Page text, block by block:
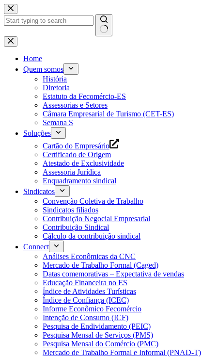
Pular
para
o
Home
Quem somos
História
Diretoria
Estatuto da Fecomércio-ES
Assessorias e Setores
Câmara Empresarial de Turismo (CET-ES)
Semana S
Soluções
Cartão do Empresário
Certificado de Origem
Atestado de Exclusividade
Assessoria Jurídica
Enquadramento sindical
Sindicatos
Convenção Coletiva de Trabalho
Sindicatos filiados
Contribuição Negocial Empresarial
Contribuição Sindical
Cálculo da contribuição sindical
Connect
Análises Econômicas da CNC
Mercado de Trabalho Formal (Caged)
Datas comemorativas – Expectativa de vendas
Educação Financeira no ES
Índice de Atividades Turísticas
Índice de Confiança (ICEC)
Informe Econômico Fecomércio
Intenção de Consumo (ICF)
Pesquisa de Endividamento (PEIC)
Pesquisa Mensal de Serviços (PMS)
Pesquisa Mensal do Comércio (PMC)
Mercado de Trabalho Formal e Informal (PNAD-T)